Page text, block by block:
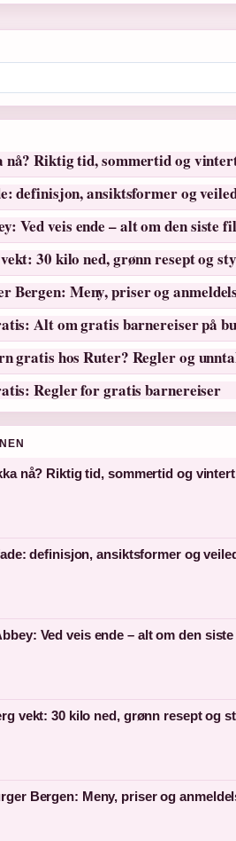
nå? Riktig tid, sommertid og
definisjon, ansiktsformer og
Ved veis ende – alt om den siste
30 kilo ned, grønn resept og
Bergen: Meny, priser og
Alt om gratis barnereiser på
gratis hos Ruter? Regler og
Regler for gratis barnereiser
nå? Riktig tid, sommertid og
definisjon, ansiktsformer og
Ved veis ende – alt om den
vekt: 30 kilo ned, grønn resept og
Bergen: Meny, priser og